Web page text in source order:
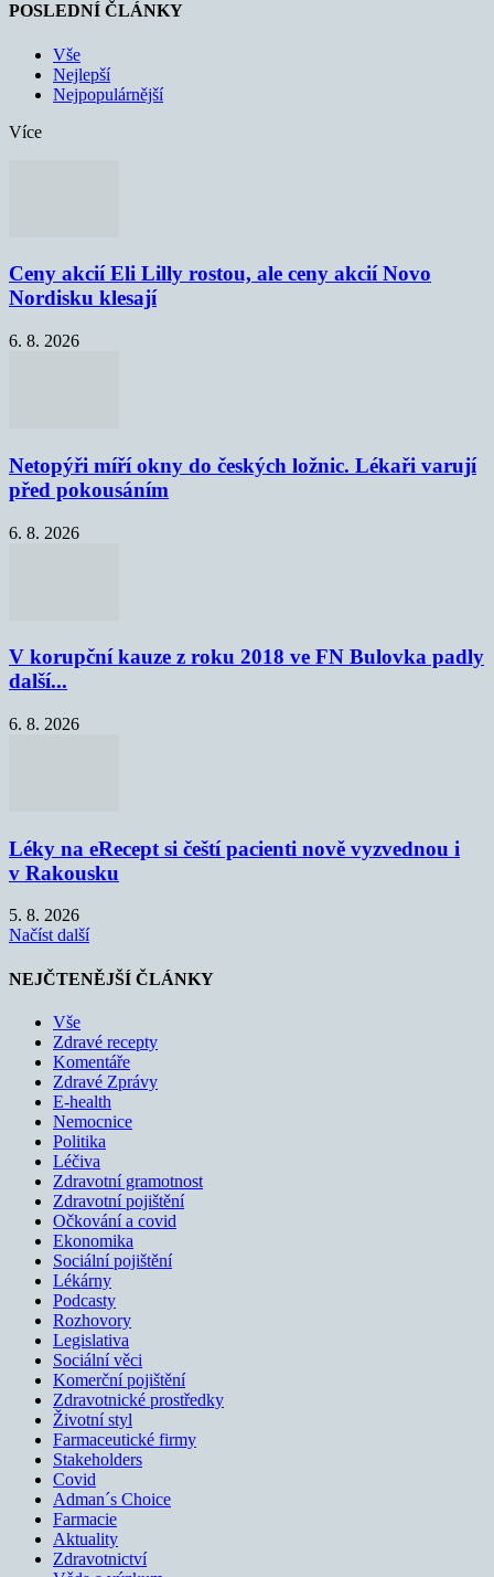
POSLEDNÍ ČLÁNKY
Vše
Nejlepší
Nejpopulárnější
Více
Ceny akcií Eli Lilly rostou, ale ceny akcií Novo
Nordisku klesají
6. 8. 2026
Netopýři míří okny do českých ložnic. Lékaři varují
před pokousáním
6. 8. 2026
V korupční kauze z roku 2018 ve FN Bulovka padly
další...
6. 8. 2026
Léky na eRecept si čeští pacienti nově vyzvednou i
v Rakousku
5. 8. 2026
Načíst další
NEJČTENĚJŠÍ ČLÁNKY
Vše
Zdravé recepty
Komentáře
Zdravé Zprávy
E-health
Nemocnice
Politika
Léčiva
Zdravotní gramotnost
Zdravotní pojištění
Očkování a covid
Ekonomika
Sociální pojištění
Lékárny
Podcasty
Rozhovory
Legislativa
Sociální věci
Komerční pojištění
Zdravotnické prostředky
Životní styl
Farmaceutické firmy
Stakeholders
Covid
Adman´s Choice
Farmacie
Aktuality
Zdravotnictví